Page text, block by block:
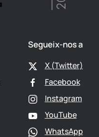
Segueix-nos a
X (Twitter)
Facebook
Instagram
YouTube
WhatsApp